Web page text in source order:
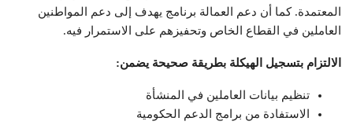
المعتمدة. كما أن دعم العمالة برنامج يهدف إلى دعم المواطنين
العاملين في القطاع الخاص وتحفيزهم على الاستمرار فيه.
الالتزام بتسجيل الهيكلة بطريقة صحيحة يضمن:
تنظيم بيانات العاملين في المنشأة
الاستفادة من برامج الدعم الحكومية